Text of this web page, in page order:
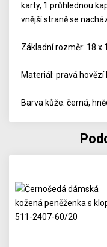
karty, 1 průhlednou
vnější straně se
Základní rozměr: 18 x
Materiál: pravá hovězí
Barva kůže: černá,